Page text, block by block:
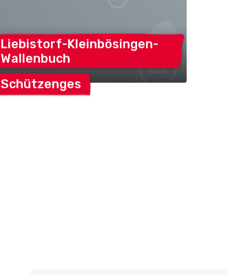
Liebistorf-Kleinbösingen-
Wallenbuch
Schützenges